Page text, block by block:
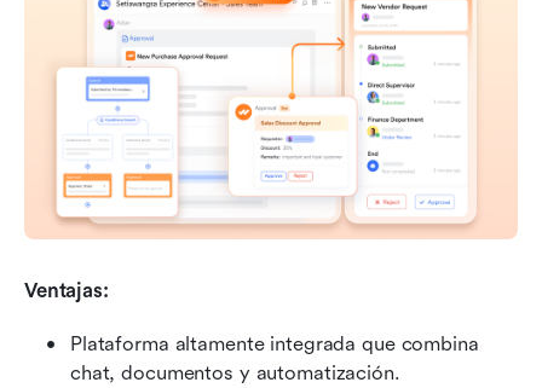
Ventajas:
Plataforma altamente integrada que combina
chat, documentos y automatización.